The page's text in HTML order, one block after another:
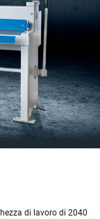
di lavoro di 2040